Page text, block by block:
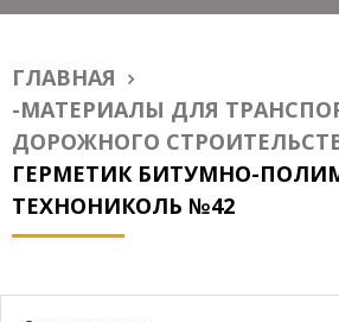
E-mail*
Город*
Вы здесь
ГЛАВНАЯ
-МАТЕРИАЛЫ ДЛЯ
ДОРОЖНОГО
ГЕРМЕТИК БИТУМНО-
ТЕХНОНИКОЛЬ №42